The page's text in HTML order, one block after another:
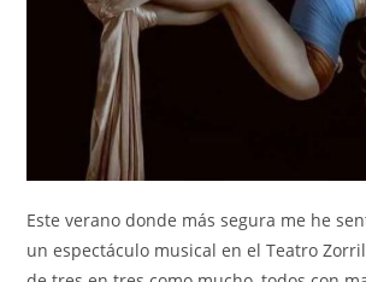
Este verano donde más segura me he
un espectáculo musical en el Teatro